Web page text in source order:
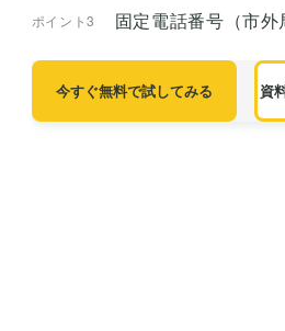
ポイント3 固定電話番号（市
今すぐ無料で試してみる 資